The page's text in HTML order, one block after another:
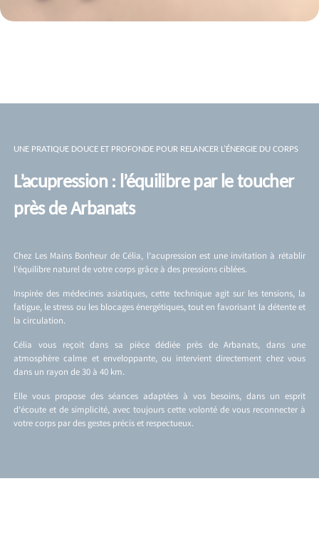
UNE PRATIQUE DOUCE ET PROFONDE POUR RELANCER L’ÉNERGIE DU CORPS
L’acupression : l’équilibre par le toucher
près de Arbanats
Chez Les Mains Bonheur de Célia, l’acupression est une invitation à rétablir
l’équilibre naturel de votre corps grâce à des pressions ciblées.
Inspirée des médecines asiatiques, cette technique agit sur les tensions, la
fatigue, le stress ou les blocages énergétiques, tout en favorisant la détente et
la circulation.
Célia vous reçoit dans sa pièce dédiée près de Arbanats, dans une
atmosphère calme et enveloppante, ou intervient directement chez vous
dans un rayon de 30 à 40 km.
Elle vous propose des séances adaptées à vos besoins, dans un esprit
d’écoute et de simplicité, avec toujours cette volonté de vous reconnecter à
votre corps par des gestes précis et respectueux.